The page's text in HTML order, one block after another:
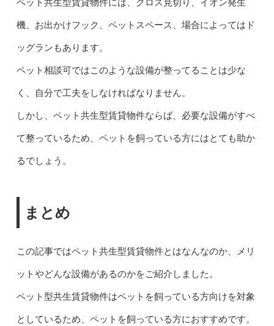
ペット共生型賃貸物件には、クロス見切り、イオン発生
機、お出かけフック、ペットスペース、場合によってはド
ッグランもあります。
ペット相談可ではこのような設備が整ってることは少な
く、自分で工夫をしなければなりません。
しかし、ペット共生型賃貸物件ならば、必要な設備がすべ
て整っているため、ペットを飼っている方にはとても助か
るでしょう。
まとめ
この記事ではペット共生型賃貸物件とはなんなのか、メリ
ットやどんな設備があるのかをご紹介しました。
ペット型共生賃貸物件はペットを飼っている方向けを対象
としているため、ペットを飼っている方におすすめです。